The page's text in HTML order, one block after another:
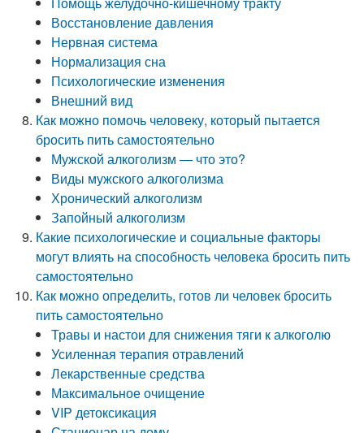
Восстановление давления
Нервная система
Нормализация сна
Психологические изменения
Внешний вид
Как можно помочь человеку, который пытается
бросить пить самостоятельно
Мужской алкоголизм — что это?
Виды мужского алкоголизма
Хронический алкоголизм
Запойный алкоголизм
Какие психологические и социальные факторы
могут влиять на способность человека бросить пить
самостоятельно
Как можно определить, готов ли человек бросить
пить самостоятельно
Травы и настои для снижения тяги к алкоголю
Усиленная терапия отравлений
Лекарственные средства
Максимальное очищение
VIP детоксикация